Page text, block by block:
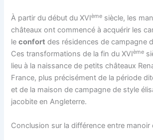
À partir du début du XVIème siècle, les
châteaux ont commencé à acquérir les
leconfort des résidences de campagne
Ces transformations de la fin du XVIème
lieu à la naissance de petits châteaux
France, plus précisément de la période
et de la maison de campagne de style
jacobite en Angleterre.
Conclusion sur la différence entre manoir